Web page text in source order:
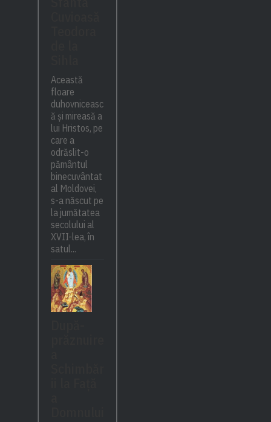
Această
floare
duhovniceasc
ă și mireasă a
lui Hristos, pe
care a
odrăslit-o
pământul
binecuvântat
al Moldovei,
s-a născut pe
la jumătatea
secolului al
XVII-lea, în
satul...